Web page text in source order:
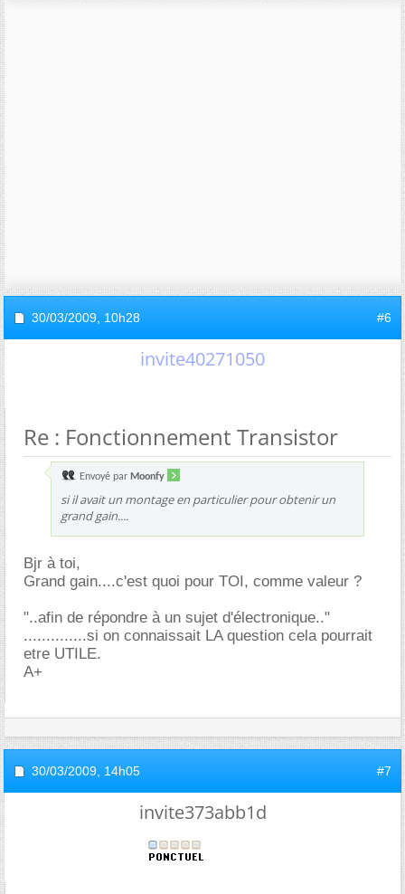
30/03/2009, 10h28 #6
invite40271050
Re : Fonctionnement Transistor
Envoyé par Moonfy
si il avait un montage en particulier pour obtenir un
grand gain....
Bjr à toi,
Grand gain....c'est quoi pour TOI, comme valeur ?
"..afin de répondre à un sujet d'électronique.."
..............si on connaissait LA question cela pourrait
etre UTILE.
A+
30/03/2009, 14h05 #7
invite373abb1d